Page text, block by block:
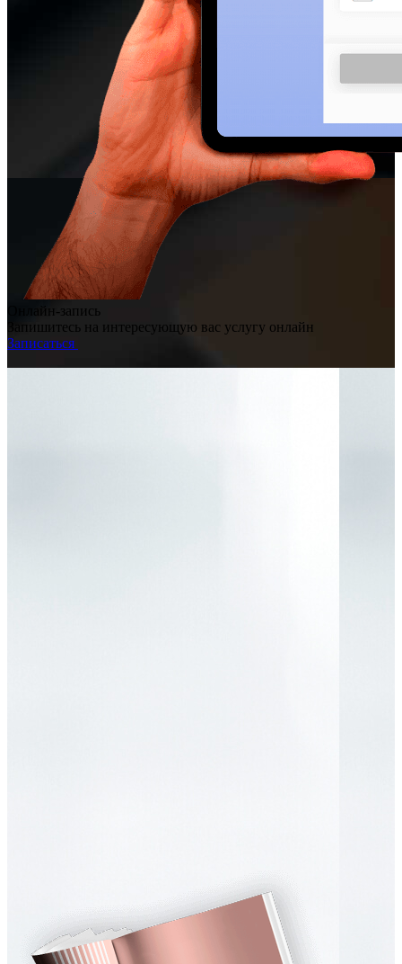
Онлайн-запись
Запишитесь на интересующую вас услугу онлайн
Записаться